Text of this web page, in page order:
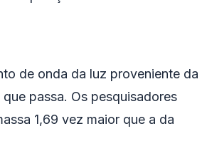
de onda da luz proveniente da
passa. Os pesquisadores
1,69 vez maior que a da